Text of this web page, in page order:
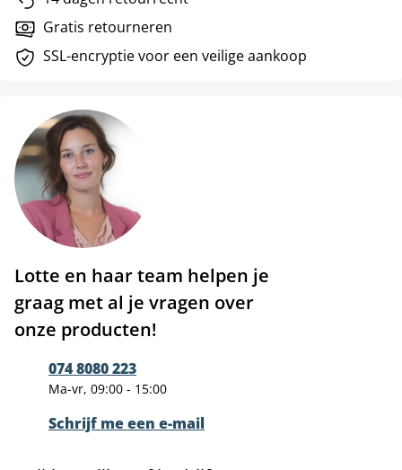
Gratis retourneren
SSL-encryptie voor een veilige aankoop
Lotte en haar team helpen je
graag met al je vragen over
onze producten!
074 8080 223
Ma-vr, 09:00 - 15:00
Schrijf me een e-mail